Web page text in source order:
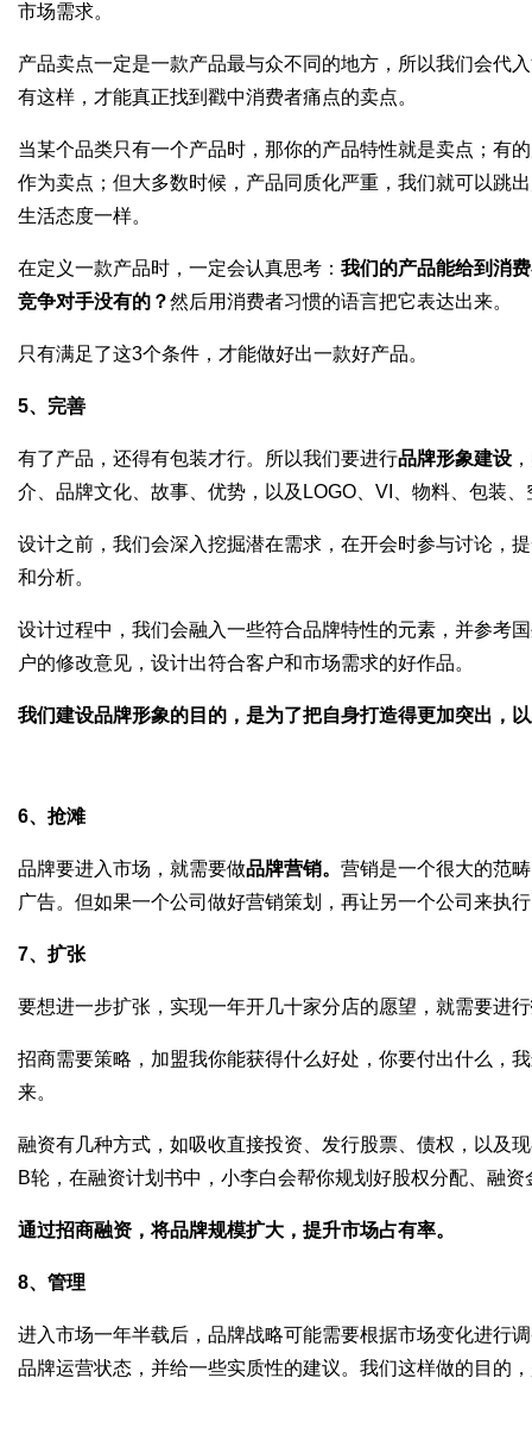
市场需求。
产品卖点一定是一款产品最与众不同的地方，所以我们会代
有这样，才能真正找到戳中消费者痛点的卖点。
当某个品类只有一个产品时，那你的产品特性就是卖点；有
作为卖点；但大多数时候，产品同质化严重，我们就可以跳
生活态度一样。
在定义一款产品时，一定会认真思考： 我们的产品能给到消
竞争对手没有的？然后用消费者习惯的语言把它表达出来。
只有满足了这3个条件，才能做好出一款好产品。
5、完善
有了产品，还得有包装才行。所以我们要进行品牌形象建设
介、品牌文化、故事、优势，以及 LOGO VI 、物料、包装
设计之前，我们会深入挖掘潜在需求，在开会时参与讨论，
和分析。
设计过程中，我们会融入一些符合品牌特性的元素，并参考
户的修改意见，设计出符合客户和市场需求的好作品。
我们建设品牌形象的目的，是为了把自身打造得更加突出，
6、抢滩
品牌要进入市场，就需要做品牌营销。 营销是一个很大的范
广告。但如果一个公司做好营销策划，再让另一个公司来执
7、扩张
要想进一步扩张，实现一年开几十家分店的愿望，就需要进行
招商需要策略，加盟我你能获得什么好处，你要付出什么，
来。
融资有几种方式，如吸收直接投资、发行股票、债权，以及
B轮，在融资计划书中，小李白会帮你规划好股权分配、融资
通过招商融资，将品牌规模扩大，提升市场占有率。
8、管理
进入市场一年半载后，品牌战略可能需要根据市场变化进行
品牌运营状态，并给一些实质性的建议。我们这样做的目的